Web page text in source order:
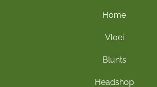
Home
Vloei
Blunts
Headshop